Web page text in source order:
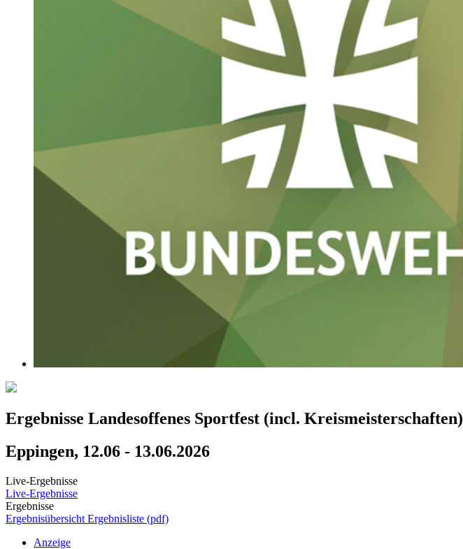
Ergebnisse Landesoffenes Sportfest (incl. Kreismeisterschaften)
Eppingen, 12.06 - 13.06.2026
Live-Ergebnisse
Live-Ergebnisse
Ergebnisse
Ergebnisübersicht Ergebnisliste (pdf)
Anzeige